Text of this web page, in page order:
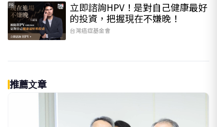
PR
立即諮詢HPV！是對自己健康最好
的投資，把握現在不嫌晚！
台灣癌症基金會
推薦文章